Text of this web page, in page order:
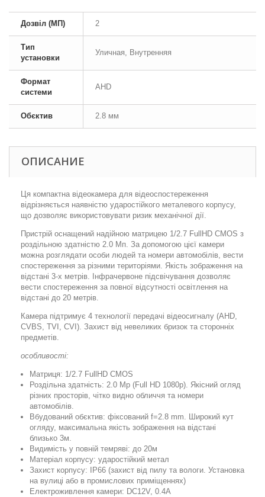
Дозвіл (МП) 2
Тип
установки
Уличная, Внутренняя
Формат
системи
AHD
Обєктив 2.8 мм
ОПИСАНИЕ
Ця компактна відеокамера для відеоспостереження
відрізняється наявністю ударостійкого металевого корпусу,
що дозволяє використовувати ризик механічної дії.
Пристрій оснащений надійною матрицею 1/2.7 FullHD CMOS з
роздільною здатністю 2.0 Мп. За допомогою цієї камери
можна розглядати особи людей та номери автомобілів, вести
спостереження за різними територіями. Якість зображення на
відстані 3-х метрів. Інфрачервоне підсвічування дозволяє
вести спостереження за повної відсутності освітлення на
відстані до 20 метрів.
Камера підтримує 4 технології передачі відеосигналу (AHD,
CVBS, TVI, CVI). Захист від невеликих бризок та сторонніх
предметів.
особливості:
Матриця: 1/2.7 FullHD CMOS
Роздільна здатність: 2.0 Mp (Full HD 1080p). Якісний огляд
різних просторів, чітко видно обличчя та номери
автомобілів.
Вбудований обєктив: фіксований f=2.8 mm. Широкий кут
огляду, максимальна якість зображення на відстані
близько 3м.
Видимість у повній темряві: до 20м
Матеріал корпусу: ударостійкий метал
Захист корпусу: IP66 (захист від пилу та вологи. Установка
на вулиці або в промислових приміщеннях)
Електроживлення камери: DC12V, 0.4А